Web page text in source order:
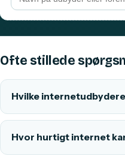
Ofte stillede
Hvilke
Hvor hurtigt internet